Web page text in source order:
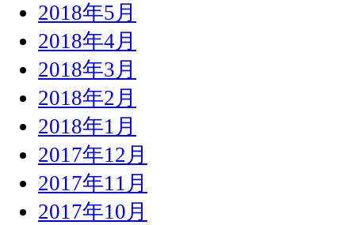
2018年5月
2018年4月
2018年3月
2018年2月
2018年1月
2017年12月
2017年11月
2017年10月